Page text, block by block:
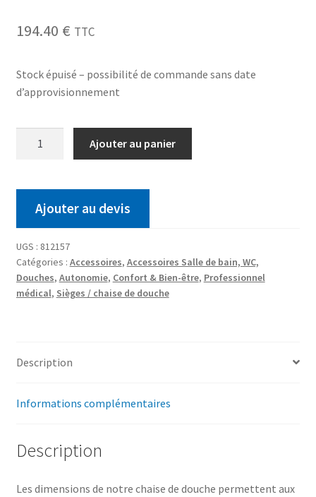
194.40 € TTC
Stock épuisé – possibilité de commande sans date
d’approvisionnement
Ajouter au panier
Ajouter au devis
UGS : 812157
Catégories : Accessoires, Accessoires Salle de bain, WC,
Douches, Autonomie, Confort & Bien-être, Professionnel
médical, Sièges / chaise de douche
Description
Informations complémentaires
Description
Les dimensions de notre chaise de douche permettent aux